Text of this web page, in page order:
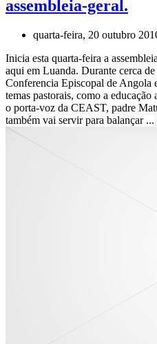
assembleia-geral.
quarta-feira, 20 outubro
Inicia esta quarta-feira a
aqui em Luanda. Durante cerca de
Conferencia Episcopal de Angola
temas pastorais, como a
o porta-voz da CEAST, padre
também vai servir para balançar ...